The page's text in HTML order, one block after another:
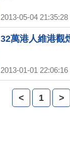
2013-05-04 21:35:28
32萬港人維港觀
2013-01-01 22:06:16
< 1 >